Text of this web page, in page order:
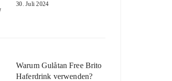
30. Juli 2024
Warum Gulåtan Free Brito
Haferdrink verwenden?